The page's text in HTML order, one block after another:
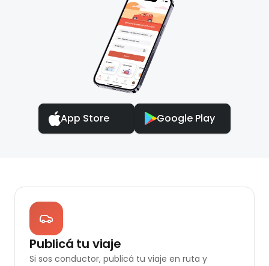
App Store Google Play
Publicá tu viaje
Si sos conductor, publicá tu viaje en ruta y